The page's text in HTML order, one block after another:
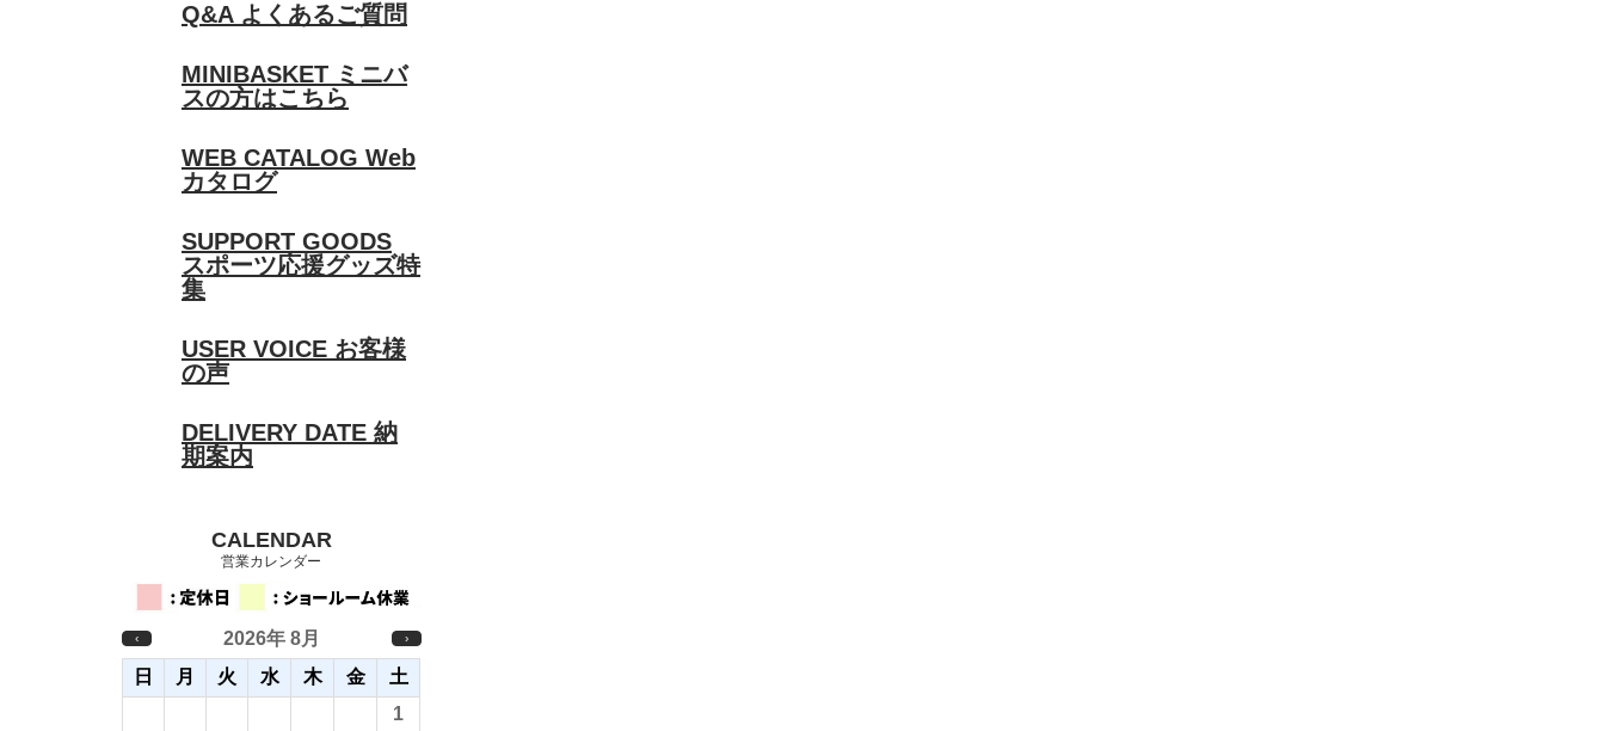
Q&A よくあるご質問
MINIBASKET ミニバ
スの方はこちら
WEB CATALOG Web
カタログ
SUPPORT GOODS
スポーツ応援グッズ特
集
USER VOICE お客様
の声
DELIVERY DATE 納
期案内
CALENDAR
営業カレンダー
‹ 2026年 8月 ›
日 月 火 水 木 金
土
1